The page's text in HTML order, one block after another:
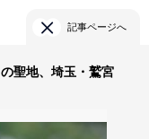
記事ページへ
聖地、埼玉・鷲宮